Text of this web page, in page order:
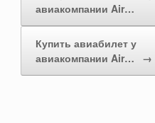
авиакомпании Air…
Купить авиабилет у
авиакомпании Air…
→